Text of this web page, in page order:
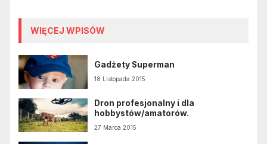
WIĘCEJ WPISÓW
Gadżety Superman
18 Listopada 2015
Dron profesjonalny i dla
hobbystów/amatorów.
27 Marca 2015